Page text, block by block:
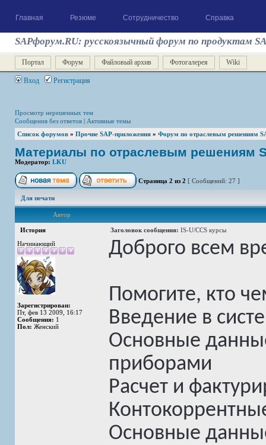
Главная Резюме Сотрудничество Справка
SAPфорум.RU: русскоязычный форум по продуктам
Портал Форум Файловый архив Фотогалерея Wiki
Вход Регистрация
Просмотр нерешенных тем
Сообщения без ответов | Активные темы
Список форумов » Прочие SAP-приложения » Форум по отраслевым решениям
Материалы по отраслевым решениям
Модератор: LKU
Страница 2 из 2 [ Сообщений: 27 ]
Для печати
Автор
История Заголовок сообщения: IS-U/CCS курсы
Начинающий
Зарегистрирован:
Пт, фев 13 2009, 16:17
Сообщения: 1
Пол: Женский
Доброго всем
Помогите, кто
Введение в
Основные
приборами
Расчет и
Основные